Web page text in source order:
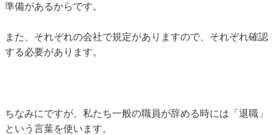
準備があるからです。
また、それぞれの会社で規定がありますので、それぞれ確認
する必要があります。
ちなみにですが、私たち一般の職員が辞める時には「退職」
という言葉を使います。